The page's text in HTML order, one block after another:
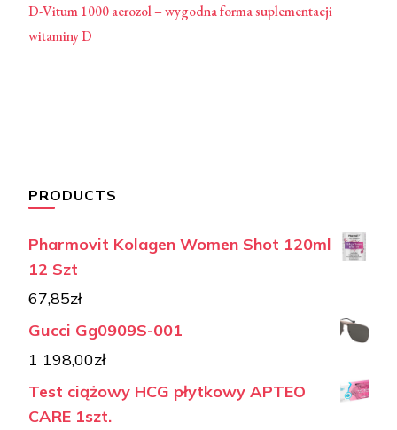
D-Vitum 1000 aerozol – wygodna forma suplementacji
witaminy D
PRODUCTS
Pharmovit Kolagen Women Shot 120ml
12 Szt
67,85zł
Gucci Gg0909S-001
1 198,00zł
Test ciążowy HCG płytkowy APTEO
CARE 1szt.